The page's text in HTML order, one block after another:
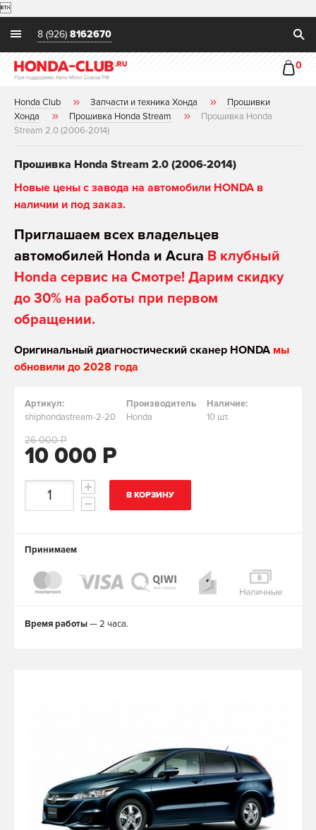

8 (926) 8162670
0
Honda Club Запчасти и техника Хонда
Прошивки
Хонда
Прошивка Honda Stream
Прошивка Honda
Stream 2.0 (2006-2014)
Прошивка Honda Stream 2.0 (2006-2014)
Новые цены с завода на автомобили HONDA в
наличии и под заказ.
Приглашаем всех владельцев
автомобилей Honda и Acura В клубный
Honda сервис на Смотре! Дарим скидку
до 30% на работы при первом
обращении.
Оригинальный диагностический сканер HONDA мы
обновили до 2028 года
Артикул:
shiphondastream-2-20
Производитель
Honda
Наличие:
10 шт.
10 000 Р
26 000 Р
В КОРЗИНУ
Принимаем
Время работы— 2 часа.